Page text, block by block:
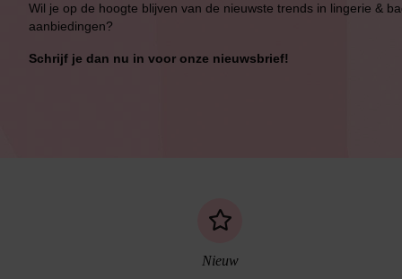
Wil je op de hoogte blijven van de nieuwste trends in lingerie &
aanbiedingen?
Schrijf je dan nu in voor onze nieuwsbrief!
Nieuw